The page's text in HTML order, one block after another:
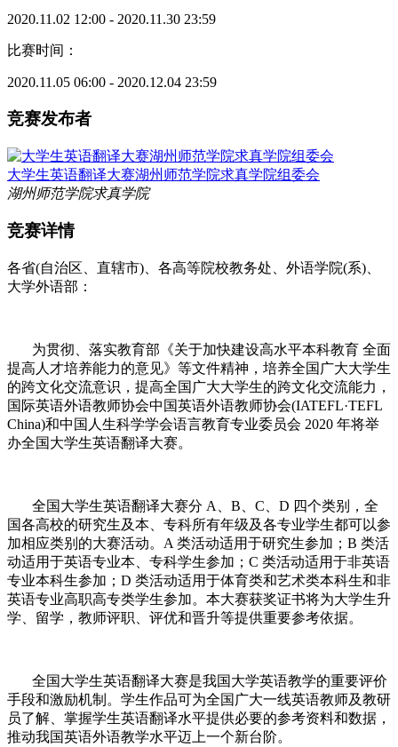
2020.11.02 12:00 - 2020.11.30 23:59
比赛时间：
2020.11.05 06:00 - 2020.12.04 23:59
竞赛发布者
大学生英语翻译大赛湖州师范学院求真学院组委会
湖州师范学院求真学院
竞赛详情
各省(自治区、直辖市)、各高等院校教务处、外语学院(系)、
大学外语部：
为贯彻、落实教育部《关于加快建设高水平本科教育 全面
提高人才培养能力的意见》等文件精神，培养全国广大大学生
的跨文化交流意识，提高全国广大大学生的跨文化交流能力，
国际英语外语教师协会中国英语外语教师协会(IATEFL·TEFL
China)和中国人生科学学会语言教育专业委员会 2020 年将举
办全国大学生英语翻译大赛。
全国大学生英语翻译大赛分 A、B、C、D 四个类别，全
国各高校的研究生及本、专科所有年级及各专业学生都可以参
加相应类别的大赛活动。A 类活动适用于研究生参加；B 类活
动适用于英语专业本、专科学生参加；C 类活动适用于非英语
专业本科生参加；D 类活动适用于体育类和艺术类本科生和非
英语专业高职高专类学生参加。本大赛获奖证书将为大学生升
学、留学，教师评职、评优和晋升等提供重要参考依据。
全国大学生英语翻译大赛是我国大学英语教学的重要评价
手段和激励机制。学生作品可为全国广大一线英语教师及教研
员了解、掌握学生英语翻译水平提供必要的参考资料和数据，
推动我国英语外语教学水平迈上一个新台阶。